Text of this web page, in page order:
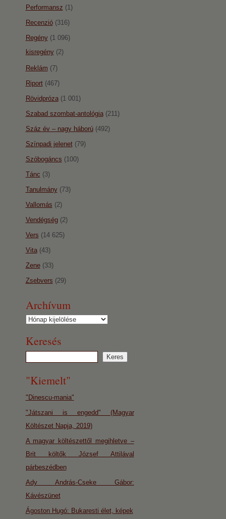
Performansz (1)
Recenzió(316)
Regény(1 096)
kisregény(2)
Reklám (7)
Riport(467)
Rövidpróza(1 001)
Szabad szombat-antológia(211)
Száz év – nagy háború(492)
Színpadi jelenet(79)
Szóbogáncs (100)
Tánc (3)
Tanulmány(73)
Vallomás (2)
Vendégség(2)
Vers (14 625)
Vita(43)
Zene(33)
Zsebvers (29)
Archívum
Archívum
Keresés
"Kiemelt"
"Dinescu-mania"
"Játszani is engedd" (Magyar
Költészet Napja, 2019)
A magyar költészettől megihletve –
Brit költők József Attilával
párbeszédben
Ady András-Cseke Gábor:
Kávészünet
Ágoston Hugó: Bukaresti élet, képek